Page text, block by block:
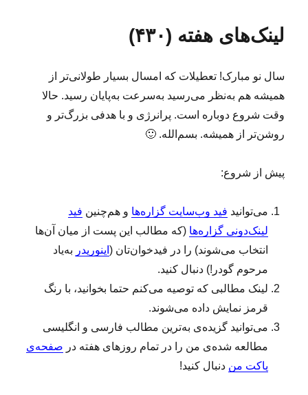
ر
ل
ک‌
ی
ه
۱
)
لینک‌های هفته (۴۳۰)
سال نو مبارک! تعطیلات که امسال بسیار طولانی‌تر از
همیشه هم به‌نظر می‌رسید به‌سرعت به‌پایان رسید. حالا
وقت شروع دوباره است. پرانرژی و با هدفی بزرگ‌تر و
روشن‌تر از همیشه. بسم‌الله. 🙂
پیش از شروع:
می‌توانید فید وب‌سایت گزاره‌ها و هم‌چنین فید
لینک‌دونی گزاره‌ها (که مطالب این پست از میان آن‌ها
انتخاب می‌شوند) را در فیدخوان‌تان ( اینوریدر به‌یاد
مرحوم گودر!) دنبال کنید.
لینک‌ مطالبی که توصیه می‌کنم حتما بخوانید، با رنگ
قرمز نمایش داده می‌شوند.
می‌توانید گزیده‌ی به‌ترین مطالب فارسی و انگلیسی
مطالعه‌ شده‌ی من را در تمام روزهای هفته در صفحه‌ی
پاکت من دنبال کنید!